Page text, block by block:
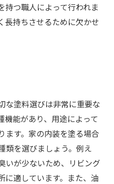
持つ職人によって行われま
長持ちさせるために欠かせ
な塗料選びは非常に重要な
機能があり、用途によって
ます。家の内装を塗る場合
類を選びましょう。例え
いが少ないため、リビング
に適しています。また、油